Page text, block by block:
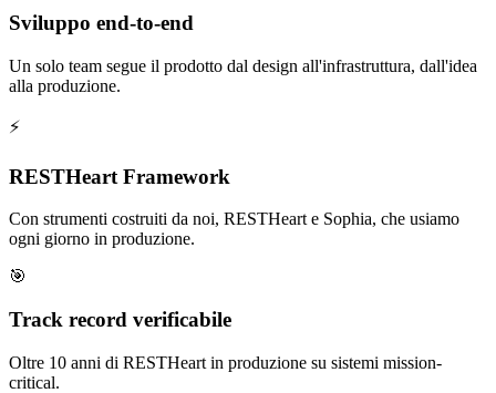
Sviluppo end-to-end
Un solo team segue il prodotto dal design all'infrastruttura, dall'idea
alla produzione.
⚡
RESTHeart Framework
Con strumenti costruiti da noi, RESTHeart e Sophia, che usiamo
ogni giorno in produzione.
🎯
Track record verificabile
Oltre 10 anni di RESTHeart in produzione su sistemi mission-
critical.